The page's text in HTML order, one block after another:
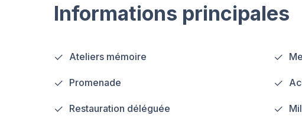
Informations principales
Ateliers mémoire
Promenade
Restauration déléguée